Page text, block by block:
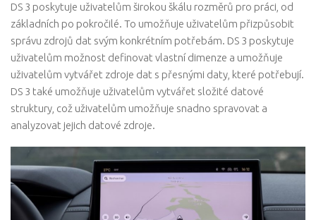
DS 3 poskytuje uživatelům širokou škálu rozměrů pro práci, od
základních po pokročilé. To umožňuje uživatelům přizpůsobit
správu zdrojů dat svým konkrétním potřebám. DS 3 poskytuje
uživatelům možnost definovat vlastní dimenze a umožňuje
uživatelům vytvářet zdroje dat s přesnými daty, které potřebují.
DS 3 také umožňuje uživatelům vytvářet složité datové
struktury, což uživatelům umožňuje snadno spravovat a
analyzovat jejich datové zdroje.